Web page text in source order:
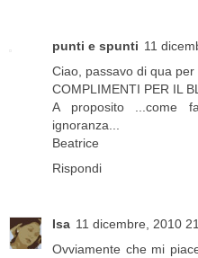
punti e spunti 11
Ciao, passavo di qua
COMPLIMENTI PER IL
A proposito ...come
ignoranza...
Beatrice
Rispondi
Isa 11 dicembre, 2010
Ovviamente che mi